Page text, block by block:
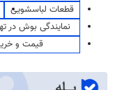
قطعات لباسشویی
نمایندگی بوش در
قیمت و